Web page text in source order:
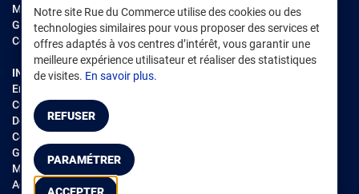
Modes de règlements
Garantie et retours
Contacter Rue du Commerce
INFORMATIONS LÉGALES
Environnement
CGV /CGU Marketplace
Données personnelles
Cookies
Gérer mes cookies
Mentions légales
Accessibilité : non conforme
Notre site Rue du Commerce utilise des cookies ou des
technologies similaires pour vous proposer des services et
offres adaptés à vos centres d’intérêt, vous garantir une
meilleure expérience utilisateur et réaliser des statistiques
de visites. En savoir plus.
REFUSER
PARAMÉTRER